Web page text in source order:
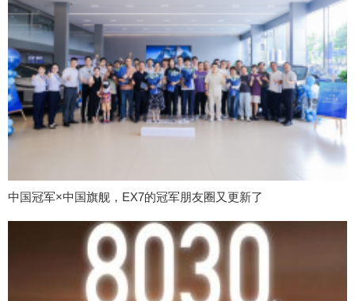
中国冠军×中国旗舰，EX7的冠军朋友圈又更新了